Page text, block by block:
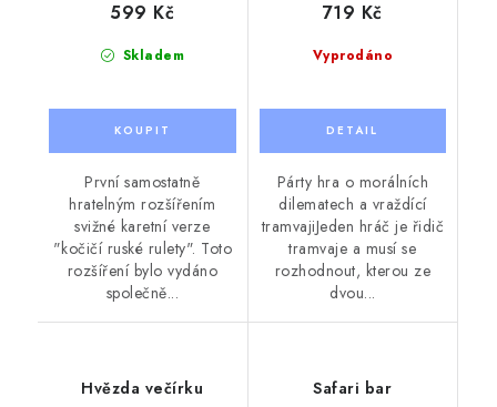
Skladem
599 Kč
První samostatně
hratelným rozšířením
svižné karetní verze
"kočičí ruské rulety". Toto
rozšíření bylo vydáno
společně...
Vyprodáno
719 Kč
Párty hra o morálních
dilematech a vraždící
tramvajiJeden hráč je řidič
tramvaje a musí se
rozhodnout, kterou ze
dvou...
Hvězda večírku Safari bar